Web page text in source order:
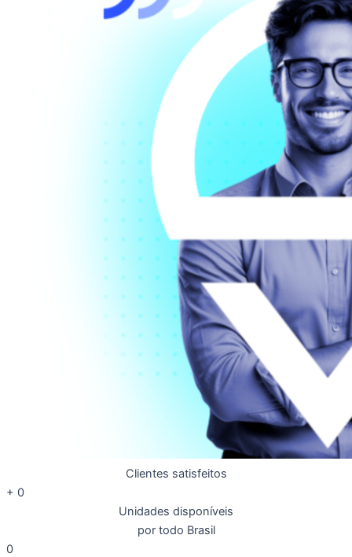
Clientes satisfeitos
+ 0
Unidades disponíveis
por todo Brasil
0